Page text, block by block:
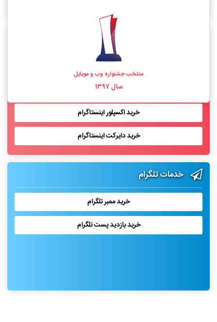
منتخب جشنواره وب و موبایل
سال ۱۳۹۷
خرید بازدید پست اینستاگرام
خرید اکسپلور اینستاگرام
خرید دایرکت اینستاگرام
خدمات تلگرام
خرید ممبر تلگرام
خرید بازدید پست تلگرام